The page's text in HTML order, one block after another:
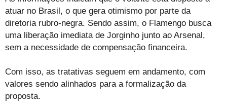
atuar no Brasil, o que gera otimismo por parte da
diretoria rubro-negra. Sendo assim, o Flamengo busca
uma liberação imediata de Jorginho junto ao Arsenal,
sem a necessidade de compensação financeira.
Com isso, as tratativas seguem em andamento, com
valores sendo alinhados para a formalização da
proposta.